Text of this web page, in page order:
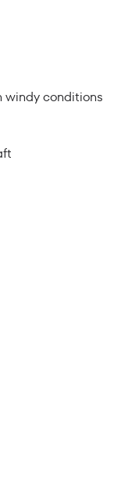
conditions